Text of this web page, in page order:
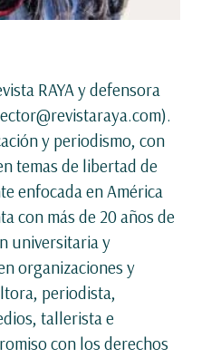
RAYA y defensora
y periodismo, con
temas de libertad de
enfocada en América
con más de 20 años de
universitaria y
organizaciones y
periodista,
tallerista e
con los derechos